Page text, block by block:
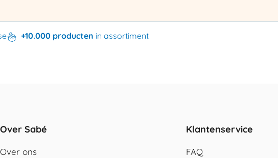
+10.000 producten in assortiment
Over Sabé
Over ons
Klantenservice
FAQ